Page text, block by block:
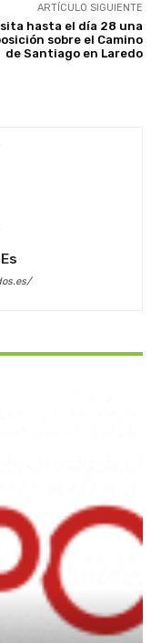
ARTÍCULO SIGUIENTE
hasta el día 28 una
sobre el Camino
de Santiago en Laredo